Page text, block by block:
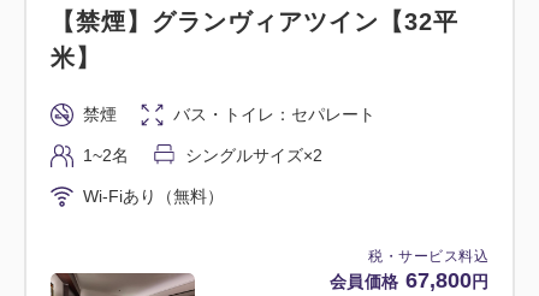
会員価格 36,800 円
大人1名1 室
米】
1~2名 シングルサイズ×2
Wi-Fiあり（無料）
税・サービス料込
会員価格 67,800円
【禁煙】グランヴィアツイン【32平
米】
禁煙 バス・トイレ：セパレート
1~2名 シングルサイズ×2
Wi-Fiあり（無料）